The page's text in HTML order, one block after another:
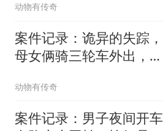
动物有传奇
案件记录：诡异的失踪，
母女俩骑三轮车外出，手
动物有传奇
案件记录：男子夜间开车